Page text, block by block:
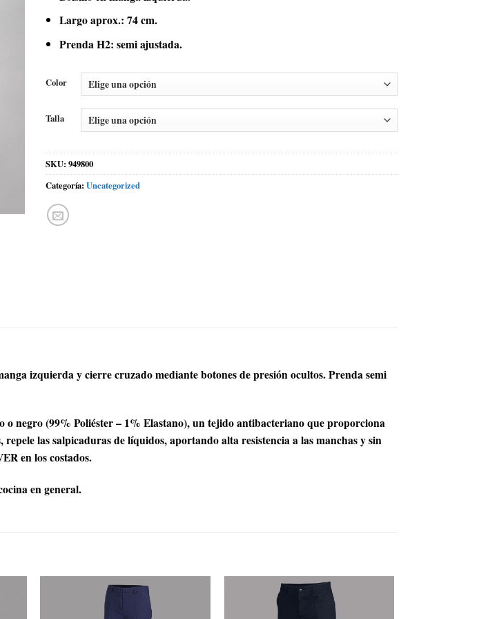
Largo aprox.: 74 cm.
Prenda H2: semi ajustada.
Color
Talla
SKU: 949800
Categoría: Uncategorized
izquierda y cierre cruzado mediante botones de presión ocultos. Prenda semi
negro (99% Poliéster – 1% Elastano), un tejido antibacteriano que proporciona
las salpicaduras de líquidos, aportando alta resistencia a las manchas y sin
en los costados.
en general.